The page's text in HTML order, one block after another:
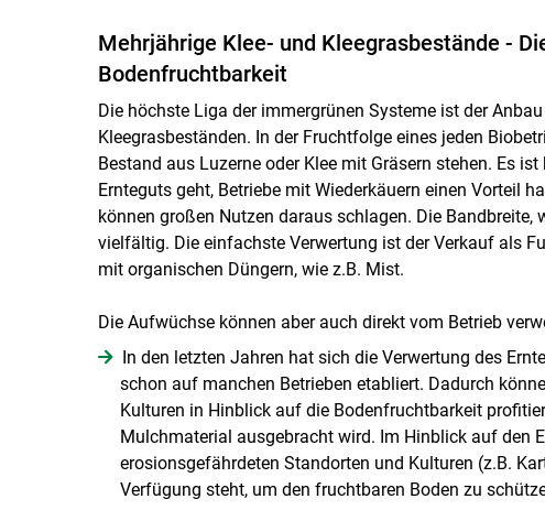
Mehrjährige Klee- und Kleegrasbestände -
Bodenfruchtbarkeit
Die höchste Liga der immergrünen Systeme ist der
Kleegrasbeständen. In der Fruchtfolge eines jeden
Bestand aus Luzerne oder Klee mit Gräsern stehen. Es
Ernteguts geht, Betriebe mit Wiederkäuern einen Vorteil
können großen Nutzen daraus schlagen. Die Bandbreite,
vielfältig. Die einfachste Verwertung ist der Verkauf als
mit organischen Düngern, wie z.B. Mist.
Die Aufwüchse können aber auch direkt vom Betrieb
In den letzten Jahren hat sich die Verwertung des
schon auf manchen Betrieben etabliert. Dadurch
Kulturen in Hinblick auf die Bodenfruchtbarkeit
Mulchmaterial ausgebracht wird. Im Hinblick auf den
erosionsgefährdeten Standorten und Kulturen (z.B.
Verfügung steht, um den fruchtbaren Boden zu